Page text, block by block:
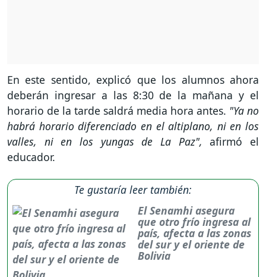
En este sentido, explicó que los alumnos ahora
deberán ingresar a las 8:30 de la mañana y el
horario de la tarde saldrá media hora antes. "Ya no
habrá horario diferenciado en el altiplano, ni en los
valles, ni en los yungas de La Paz",afirmó el
educador.
Te gustaría leer también:
El Senamhi asegura
que otro frío ingresa al
país, afecta a las zonas
del sur y el oriente de
Bolivia